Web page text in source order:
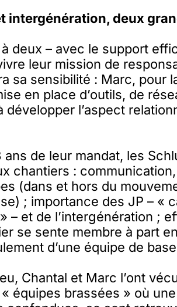
intergénération, deux
à deux – avec le support
leur mission de
sa sensibilité : Marc, pour
en place d’outils, de
développer l’aspect
ans de leur mandat, les
chantiers :
(dans et hors du
; importance des JP – «
– et de l’intergénération ;
se sente membre à part
d’une équipe de
Chantal et Marc l’ont
équipes brassées » où